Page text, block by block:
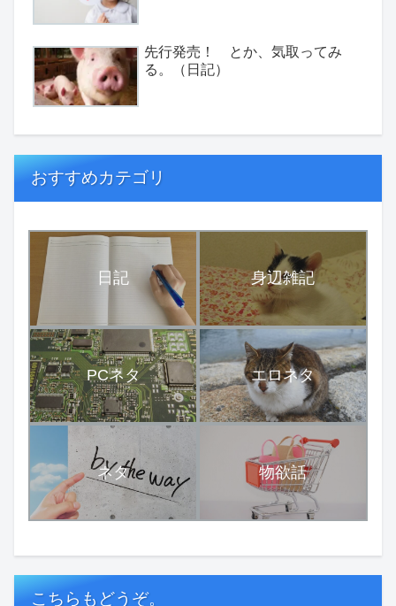
先行発売！ とか、気取ってみ
る。（日記）
おすすめカテゴリ
日記 身辺雑記
PCネタ エロネタ
ネタ 物欲話
こちらもどうぞ。